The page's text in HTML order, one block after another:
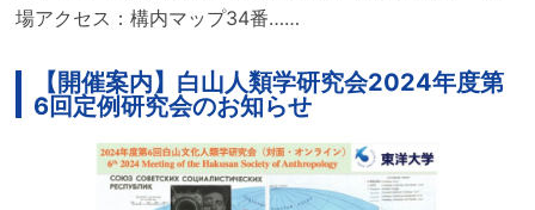
場アクセス：構内マップ34番……
【開催案内】白山人類学研究会2024年度第
6回定例研究会のお知らせ